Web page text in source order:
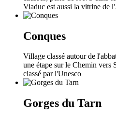
Viaduc est aussi la vitrine de
Conques
Village classé autour de
une étape sur le Chemin vers
classé par l'Unesco
Gorges du Tarn